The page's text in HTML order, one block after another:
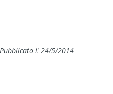
Pubblicato il 24/5/2014